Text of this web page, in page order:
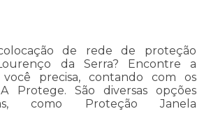
de rede de proteção
da Serra? Encontre a
precisa, contando com os
Protege. São diversas opções
como Proteção Janela